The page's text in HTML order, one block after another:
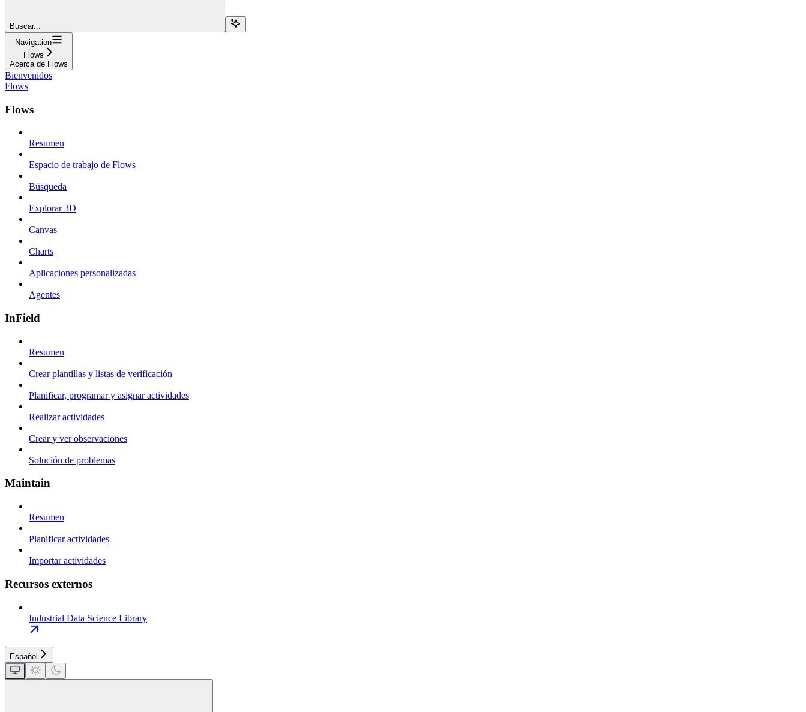
Buscar...
Navigation
Flows
Acerca de Flows
Bienvenidos
Flows
Flows
Resumen
Espacio de trabajo de Flows
Búsqueda
Explorar 3D
Canvas
Charts
Aplicaciones personalizadas
Agentes
InField
Resumen
Crear plantillas y listas de verificación
Planificar, programar y asignar actividades
Realizar actividades
Crear y ver observaciones
Solución de problemas
Maintain
Resumen
Planificar actividades
Importar actividades
Recursos externos
Industrial Data Science Library
Español